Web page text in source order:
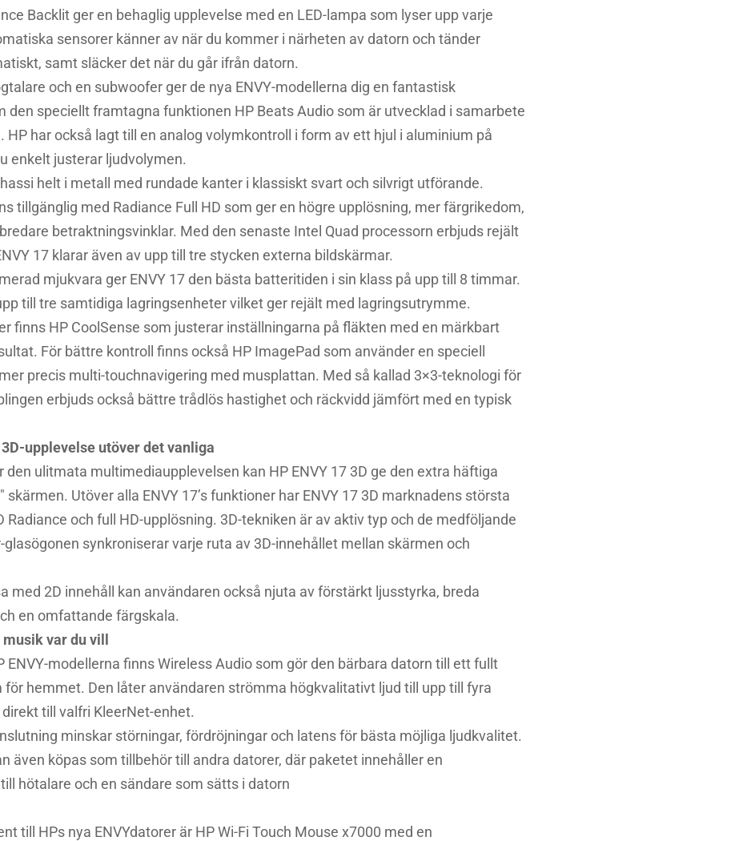
Backlit ger en behaglig upplevelse med en LED-lampa som lyser upp varje
sensorer känner av när du kommer i närheten av datorn och tänder
samt släcker det när du går ifrån datorn.
och en subwoofer ger de nya ENVY-modellerna dig en fantastisk
den speciellt framtagna funktionen HP Beats Audio som är utvecklad i samarbete
HP har också lagt till en analog volymkontroll i form av ett hjul i aluminium på
enkelt justerar ljudvolymen.
helt i metall med rundade kanter i klassiskt svart och silvrigt utförande.
tillgänglig med Radiance Full HD som ger en högre upplösning, mer färgrikedom,
betraktningsvinklar. Med den senaste Intel Quad processorn erbjuds rejält
17 klarar även av upp till tre stycken externa bildskärmar.
mjukvara ger ENVY 17 den bästa batteritiden i sin klass på upp till 8 timmar.
till tre samtidiga lagringsenheter vilket ger rejält med lagringsutrymme.
finns HP CoolSense som justerar inställningarna på fläkten med en märkbart
För bättre kontroll finns också HP ImagePad som använder en speciell
precis multi-touchnavigering med musplattan. Med så kallad 3×3-teknologi för
erbjuds också bättre trådlös hastighet och räckvidd jämfört med en typisk
3D-upplevelse utöver det vanliga
den ulitmata multimediaupplevelsen kan HP ENVY 17 3D ge den extra häftiga
skärmen. Utöver alla ENVY 17’s funktioner har ENVY 17 3D marknadens största
Radiance och full HD-upplösning. 3D-tekniken är av aktiv typ och de medföljande
glasögonen synkroniserar varje ruta av 3D-innehållet mellan skärmen och
med 2D innehåll kan användaren också njuta av förstärkt ljusstyrka, breda
en omfattande färgskala.
var du vill
ENVY-modellerna finns Wireless Audio som gör den bärbara datorn till ett fullt
hemmet. Den låter användaren strömma högkvalitativt ljud till upp till fyra
till valfri KleerNet-enhet.
minskar störningar, fördröjningar och latens för bästa möjliga ljudkvalitet.
även köpas som tillbehör till andra datorer, där paketet innehåller en
hötalare och en sändare som sätts i datorn
till HPs nya ENVYdatorer är HP Wi-Fi Touch Mouse x7000 med en